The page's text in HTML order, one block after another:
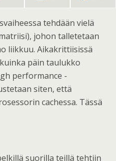
tehdään vielä
johon talletetaan
liikkuu. Aikakrittiisissä
päin taulukko
performance -
siten, että
cachessa. Tässä
suorilla teillä tehtiin